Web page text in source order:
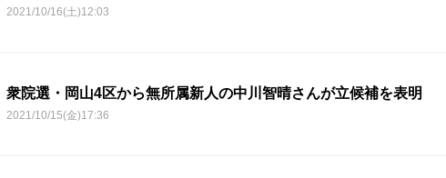
2021/10/16(土)12:03
衆院選・岡山4区から無所属新人の中川智晴さんが立候補を表明
2021/10/15(金)17:36